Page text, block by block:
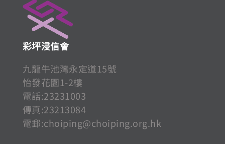
彩坪浸信會
九龍牛池灣永定道15號
怡發花園1-2樓
電話:23231003
傳真:23213084
電郵:choiping@choiping.org.hk